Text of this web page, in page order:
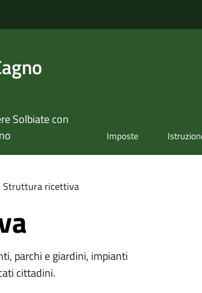
Solbiate con
Imposte
Struttura ricettiva
parchi e giardini, impianti
cittadini.